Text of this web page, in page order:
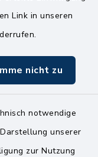
Link in unseren
nicht zu
notwendige
unserer
zur Nutzung